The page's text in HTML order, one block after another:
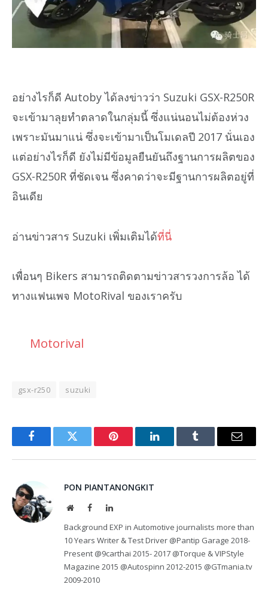
อย่างไรก็ดี Autoby ได้ลงข่าวว่า Suzuki GSX-R250R
จะเข้ามาลุยทำตลาดในกลุ่มนี้ ซึ่งแน่นอนไม่ต้องห่วง
เพราะมันมาแน่ ซึ่งจะเข้ามาเป็นโมเดลปี 2017 นั่นเอง
แต่อย่างไรก็ดี ยังไม่มีข้อมูลยืนยันถึงฐานการผลิตของ
GSX-R250R ที่ชัดเจน ซึ่งคาดว่าจะมีฐานการผลิตอยู่ที่
อินเดีย
อ่านข่าวสาร Suzuki เพิ่มเติมได้ที่นี่
เพื่อนๆ Bikers สามารถติดตามข่าวสารวงการล้อ ได้
ทางแฟนเพจ MotoRival ของเราครับ
Motorival
gsx-r250 suzuki
FacebookTwitter Pinterest LinkedInTumblr Email
PON PIANTANONGKIT
WebsiteFacebookLinkedIn
Background EXP in Automotive journalists more than
10 Years Writer & Test Driver @Pantip Garage 2018-
Present @9carthai 2015- 2017 @Torque & VIPStyle
Magazine 2015 @Autospinn 2012-2015 @GTmania.tv
2009-2010